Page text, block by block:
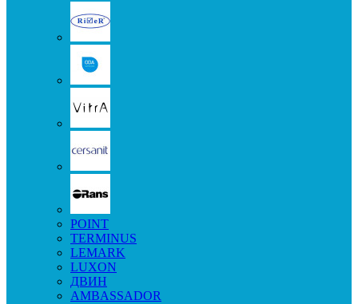
POINT
TERMINUS
LEMARK
LUXON
ДВИН
AMBASSADOR